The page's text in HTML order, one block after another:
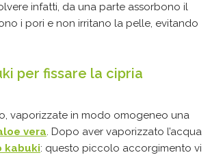
infatti, da una parte assorbono il
i pori e non irritano la pelle, evitando
per fissare la cipria
vaporizzate in modo omogeneo una
vera. Dopo aver vaporizzato l’acqua
kabuki: questo piccolo accorgimento vi